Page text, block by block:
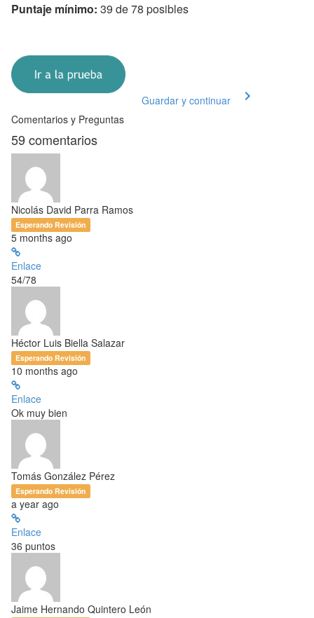
Puntaje mínimo: 39 de 78 posibles
Guardar y continuar
Comentarios y Preguntas
59 comentarios
Nicolás David Parra Ramos
Esperando Revisión
5 months ago
Enlace
54/78
Héctor Luis Biella Salazar
Esperando Revisión
10 months ago
Enlace
Ok muy bien
Tomás González Pérez
Esperando Revisión
a year ago
Enlace
36 puntos
Jaime Hernando Quintero León